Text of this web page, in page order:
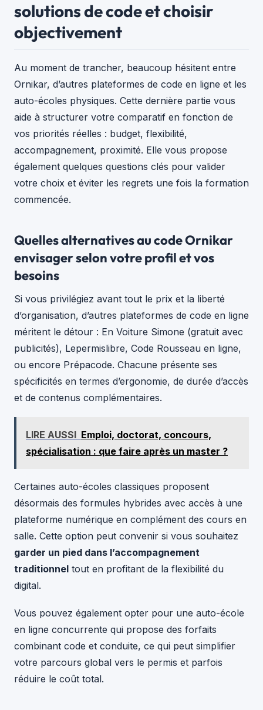
solutions de code et choisir
objectivement
Au moment de trancher, beaucoup hésitent entre
Ornikar, d’autres plateformes de code en ligne et les
auto-écoles physiques. Cette dernière partie vous
aide à structurer votre comparatif en fonction de
vos priorités réelles : budget, flexibilité,
accompagnement, proximité. Elle vous propose
également quelques questions clés pour valider
votre choix et éviter les regrets une fois la formation
commencée.
Quelles alternatives au code Ornikar
envisager selon votre profil et vos
besoins
Si vous privilégiez avant tout le prix et la liberté
d’organisation, d’autres plateformes de code en ligne
méritent le détour : En Voiture Simone (gratuit avec
publicités), Lepermislibre, Code Rousseau en ligne,
ou encore Prépacode. Chacune présente ses
spécificités en termes d’ergonomie, de durée d’accès
et de contenus complémentaires.
LIRE AUSSI Emploi, doctorat, concours,
spécialisation : que faire après un master ?
Certaines auto-écoles classiques proposent
désormais des formules hybrides avec accès à une
plateforme numérique en complément des cours en
salle. Cette option peut convenir si vous souhaitez
garder un pied dans l’accompagnement
traditionnel tout en profitant de la flexibilité du
digital.
Vous pouvez également opter pour une auto-école
en ligne concurrente qui propose des forfaits
combinant code et conduite, ce qui peut simplifier
votre parcours global vers le permis et parfois
réduire le coût total.